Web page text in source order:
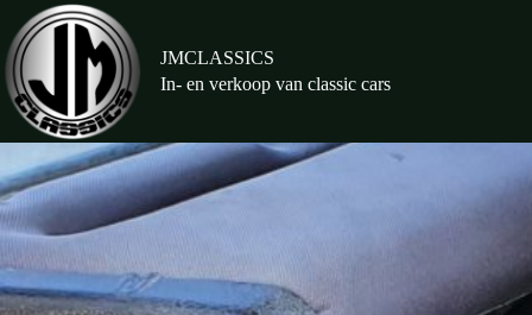
naar
de
inhoud
JMCLASSICS
In- en verkoop van classic cars